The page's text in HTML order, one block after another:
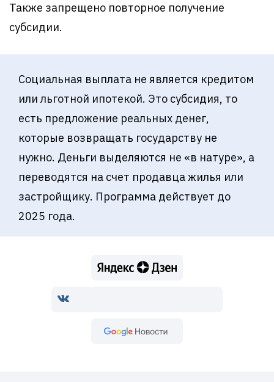
Также запрещено повторное получение
субсидии.
Социальная выплата не является кредитом
или льготной ипотекой. Это субсидия, то
есть предложение реальных денег,
которые возвращать государству не
нужно. Деньги выделяются не «в натуре», а
переводятся на счет продавца жилья или
застройщику. Программа действует до
2025 года.